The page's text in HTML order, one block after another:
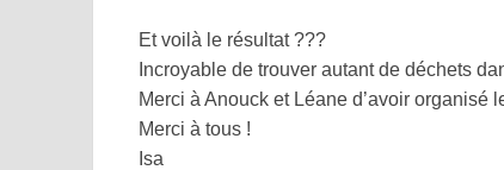
Et voilà le résultat ???
Incroyable de trouver autant de déchets
Merci à Anouck et Léane d’avoir organisé
Merci à tous !
Isa